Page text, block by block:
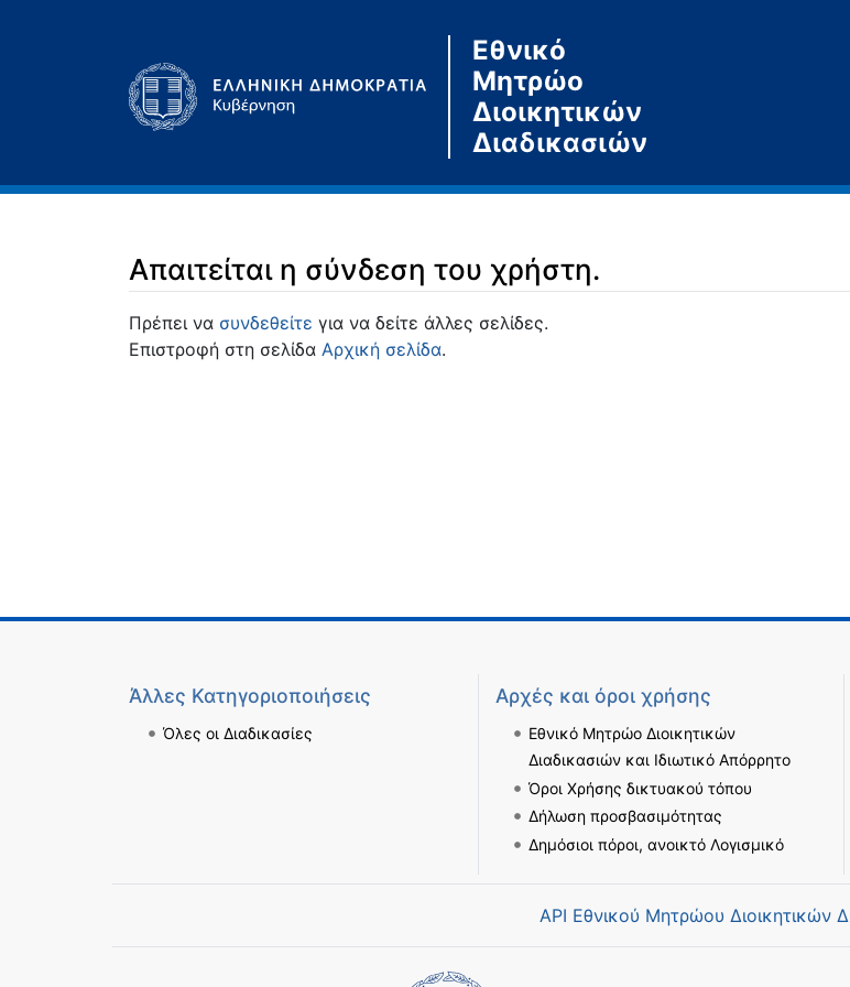
Εθνικό
Μητρώο
Διοικητικών
Διαδικασιών
Απαιτείται η σύνδεση του χρήστη.
Μετάβαση σε:πλοήγηση,αναζήτηση
Πρέπει να συνδεθείτε για να δείτε άλλες σελίδες.
Επιστροφή στη σελίδα Αρχική σελίδα.
Άλλες Κατηγοριοποιήσεις
Όλες οι Διαδικασίες
Αρχές και όροι χρήσης
Εθνικό Μητρώο Διοικητικών
Διαδικασιών και Ιδιωτικό Απόρρητο
Όροι Χρήσης δικτυακού τόπου
Δήλωση προσβασιμότητας
Δημόσιοι πόροι, ανοικτό Λογισμικό
API Εθνικού Μητρώου Διοικητικών